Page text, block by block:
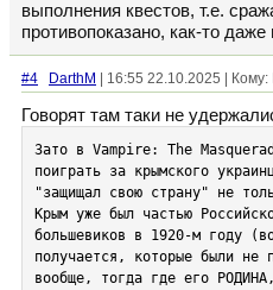
выполнения квестов, т.е.
противопоказано, как-то даже
#4 DarthM | 16:55 22.10.2025 |
Говорят там таки не
Зато в Vampire: The
поиграть за крымского
"защищал свою страну" не
Крым уже был частью
большевиков в 1920-м году
получается, которые были не
вообще, тогда где его